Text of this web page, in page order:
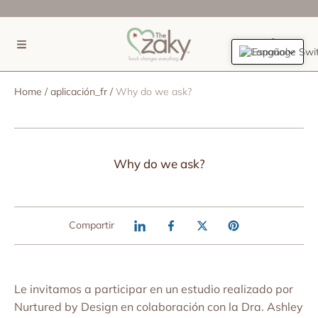
IR DIRECTAMENTE AL CONTENIDO
Home aplicación_fr Why do we ask?
Why do we ask?
Compartir
Le invitamos a participar en un estudio realizado por
Nurtured by Design en colaboración con la Dra. Ashley
Español